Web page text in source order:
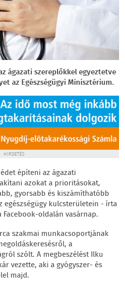
ágazati szereplőkkel egyeztetve
az Egészségügyi Minisztérium.
HIRDETÉS
építeni az ágazati
azokat a prioritásokat,
gyorsabb és kiszámíthatóbb
egészségügy kulcsterületein - írta
oldalán vasárnap.
szakmai munkacsoportjának
a
szólt. A megbeszélést Ilku
vezette, aki a gyógyszer- és
majd.